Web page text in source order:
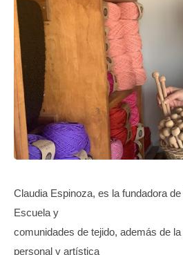
VIDEOS
GALERIA DE FOTOS
APP MÓVIL
TRANSPARENCIA
Claudia Espinoza, es la fundadora
Escuela y
comunidades de tejido, además de
personal y artística